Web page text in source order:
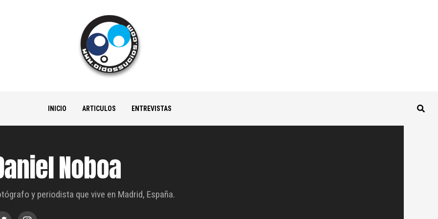
INICIO ARTICULOS ENTREVISTAS
Noboa
y periodista que vive en Madrid, España.